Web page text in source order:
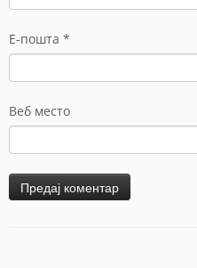
Е-пошта *
Веб место